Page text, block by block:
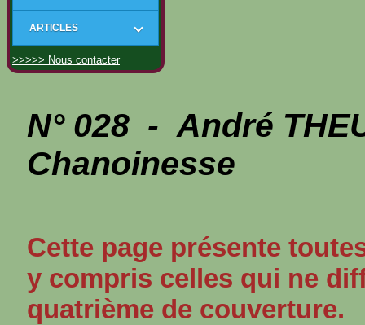
ARTICLES
>>>>> Nous contacter
N° 028 - André
Chanoinesse
Cette page présente
y compris celles qui ne
quatrième de couverture.